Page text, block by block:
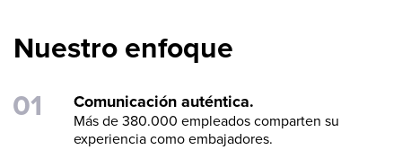
Nuestro enfoque
Comunicación auténtica.
Más de 380.000 empleados comparten su
experiencia como embajadores.